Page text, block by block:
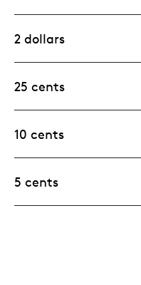
2 dollars
25 cents
10 cents
5 cents